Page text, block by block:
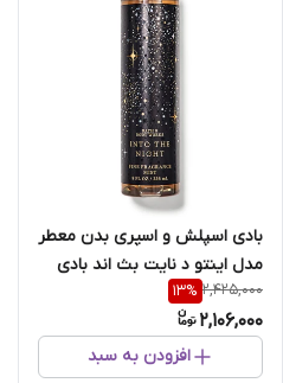
بادی اسپلش و اسپری بدن معطر
مدل اینتو د نایت بث اند بادی
ورکس
2,425,000
13%
2,106,000
افزودن به سبد